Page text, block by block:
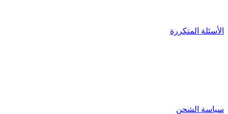
الأسئلة المتكررة
سياسة الشحن